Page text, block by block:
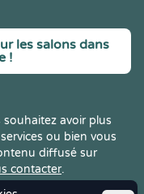
les salons dans
!
souhaitez avoir plus
ou bien vous
diffusé sur
contacter.